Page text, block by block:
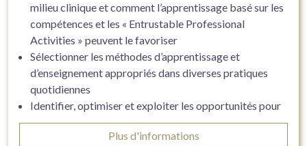
milieu clinique et comment l’apprentissage basé sur les
compétences et les « Entrustable Professional
Activities » peuvent le favoriser
Sélectionner les méthodes d’apprentissage et
d’enseignement appropriés dans diverses pratiques
quotidiennes
Identifier, optimiser et exploiter les opportunités pour
l’enseignement et l’apprentissage en milieu clinique
Appliquer des stratégies efficaces pour évaluer son
Plus d'informations